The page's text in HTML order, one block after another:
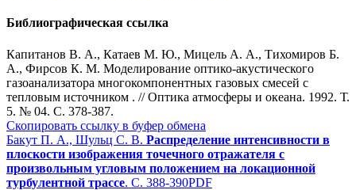
Библиографическая ссылка
Капитанов В. А., Катаев М. Ю., Мицель А. А., Тихомиров Б.
А., Фирсов К. М. Моделирование оптико-акустического
газоанализатора многокомпонентных газовых смесей с
тепловым источником . // Оптика атмосферы и океана. 1992. Т.
5. № 04. С. 378-387.
Скопировать ссылку в буфер обмена
Бакут П. А., Шульц С. В. Распределение интенсивности в
плоскости изображения точечного отражателя с
произвольным угловым положением на локационной
турбулентной трассе. С. 388-390PDF